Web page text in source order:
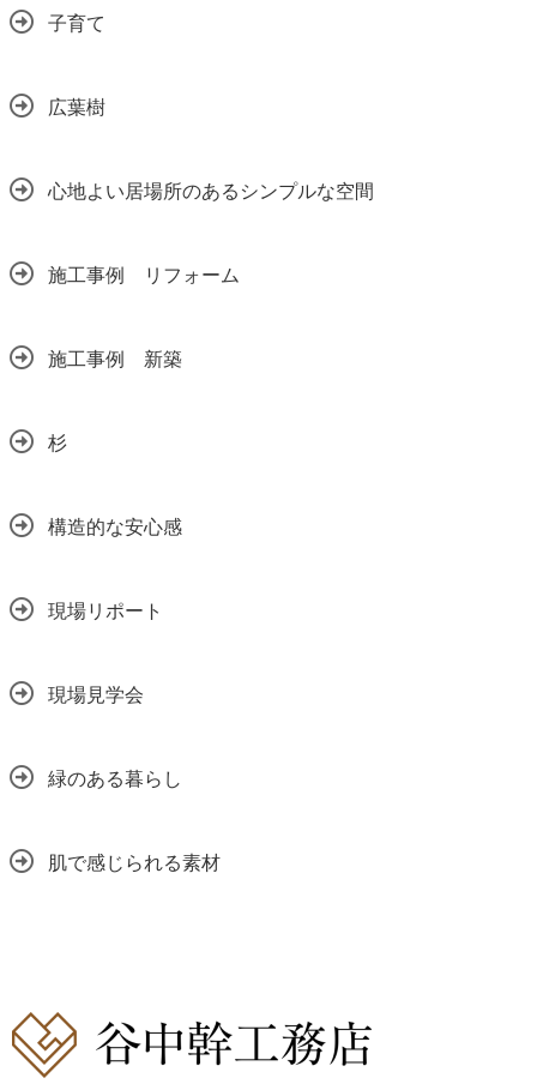
子育て
広葉樹
心地よい居場所のあるシンプルな空間
施工事例 リフォーム
施工事例 新築
杉
構造的な安心感
現場リポート
現場見学会
緑のある暮らし
肌で感じられる素材